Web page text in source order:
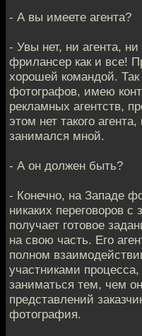
- А вы имеете агента?
- Увы нет, ни агента,
фрилансер как и все!
хорошей командой.
фотографов, имею
рекламных агентств,
этом нет такого
занимался мной.
- А он должен быть?
- Конечно, на Западе
никаких переговоров с
получает готовое
на свою часть. Его
полном
участниками
заниматься тем, чем
представлений
фотография.